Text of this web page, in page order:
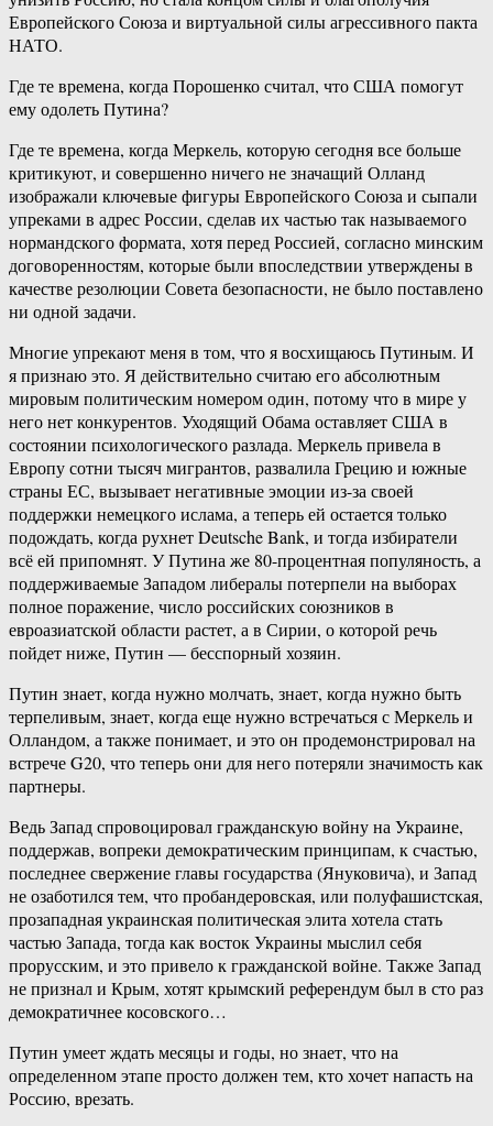
Европейского Союза и виртуальной силы агрессивного пакта
НАТО.
Где те времена, когда Порошенко считал, что США помогут
ему одолеть Путина?
Где те времена, когда Меркель, которую сегодня все больше
критикуют, и совершенно ничего не значащий Олланд
изображали ключевые фигуры Европейского Союза и сыпали
упреками в адрес России, сделав их частью так называемого
нормандского формата, хотя перед Россией, согласно минским
договоренностям, которые были впоследствии утверждены в
качестве резолюции Совета безопасности, не было поставлено
ни одной задачи.
Многие упрекают меня в том, что я восхищаюсь Путиным. И
я признаю это. Я действительно считаю его абсолютным
мировым политическим номером один, потому что в мире у
него нет конкурентов. Уходящий Обама оставляет США в
состоянии психологического разлада. Меркель привела в
Европу сотни тысяч мигрантов, развалила Грецию и южные
страны ЕС, вызывает негативные эмоции из-за своей
поддержки немецкого ислама, а теперь ей остается только
подождать, когда рухнет Deutsche Bank, и тогда избиратели
всё ей припомнят. У Путина же 80-процентная популяность, а
поддерживаемые Западом либералы потерпели на выборах
полное поражение, число российских союзников в
евроазиатской области растет, а в Сирии, о которой речь
пойдет ниже, Путин — бесспорный хозяин.
Путин знает, когда нужно молчать, знает, когда нужно быть
терпеливым, знает, когда еще нужно встречаться с Меркель и
Олландом, а также понимает, и это он продемонстрировал на
встрече G20, что теперь они для него потеряли значимость как
партнеры.
Ведь Запад спровоцировал гражданскую войну на Украине,
поддержав, вопреки демократическим принципам, к счастью,
последнее свержение главы государства (Януковича), и Запад
не озаботился тем, что пробандеровская, или полуфашистская,
прозападная украинская политическая элита хотела стать
частью Запада, тогда как восток Украины мыслил себя
прорусским, и это привело к гражданской войне. Также Запад
не признал и Крым, хотят крымский референдум был в сто раз
демократичнее косовского…
Путин умеет ждать месяцы и годы, но знает, что на
определенном этапе просто должен тем, кто хочет напасть на
Россию, врезать.